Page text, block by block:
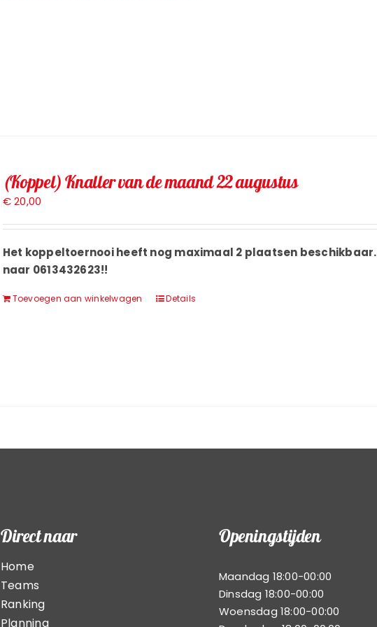
(Koppel) Knaller van de maand 22 augustus
€20,00
Het koppeltoernooi heeft nog maximaal 2 plaatsen beschikbaar.
naar 0613432623!!
Toevoegen aan winkelwagen Details
Direct naar
Home
Teams
Ranking
Planning
Openingstijden
Maandag 18:00-00:00
Dinsdag 18:00-00:00
Woensdag 18:00-00:00